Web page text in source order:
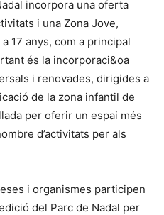
incorpora una oferta
i una Zona Jove,
17 anys, com a principal
és la incorporaci&oa
i renovades, dirigides a
de la zona infantil de
per oferir un espai més
d’activitats per als
i organismes participen
del Parc de Nadal per